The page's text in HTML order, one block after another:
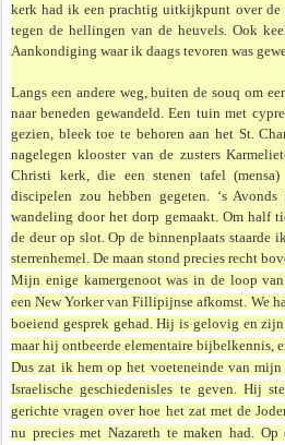
kerk had ik een prachtig uitkijk­punt over de
tegen de hellingen van de heuvels. Ook
Aankondiging waar ik daags tevoren was
Langs een andere weg, buiten de souq om
naar beneden gewandeld. Een tuin met
gezien, bleek toe te behoren aan het St.
nagelegen klooster van de zusters
Christi kerk, die een stenen tafel
discipelen zou hebben gegeten. ‘s
wandeling door het dorp gemaakt. Om half
de deur op slot. Op de binnenplaats staarde
sterrenhemel. De maan stond precies recht
Mijn enige kamergenoot was in de loop
een New Yorker van Fillipijnse afkomst. We
boeiend gesprek gehad. Hij is gelovig en
maar hij ontbeerde elementaire bijbelkennis,
Dus zat ik hem op het voeteneinde van
Israelische geschiedenisles te geven. Hij
gerichte vragen over hoe het zat met de
nu precies met Nazareth te maken had.